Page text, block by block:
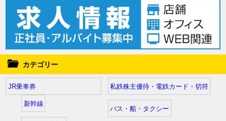
カテゴリー
JR乗車券
新幹線
私鉄株主優待・電鉄カード・切符
バス・船・タクシー